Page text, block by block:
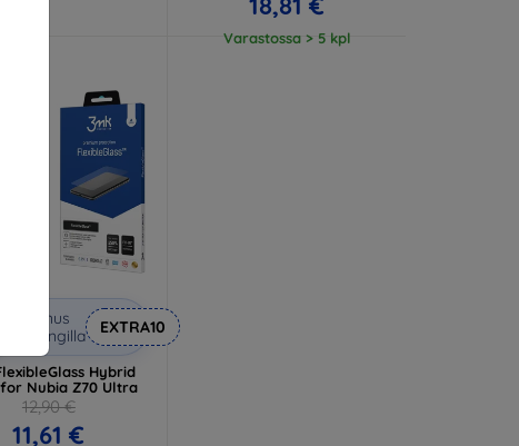
Varastossa > 5 kpl
Alennus
kupongilla
EXTRA10
Hybrid
Nubia Z70 Ultra
12,90 €
11,61 €